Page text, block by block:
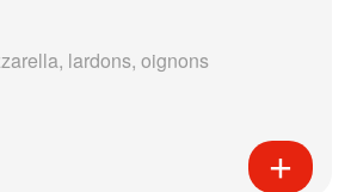
lardons, oignons